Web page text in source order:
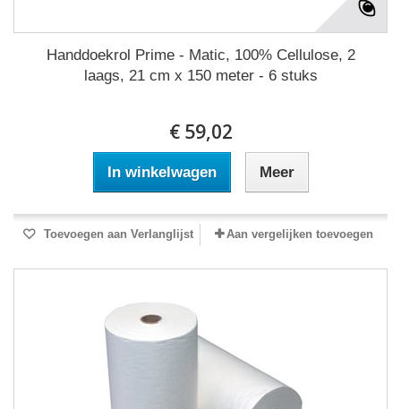
Handdoekrol Prime - Matic, 100% Cellulose, 2
laags, 21 cm x 150 meter - 6 stuks
€ 59,02
In winkelwagen Meer
Toevoegen aan Verlanglijst Aan vergelijken toevoegen